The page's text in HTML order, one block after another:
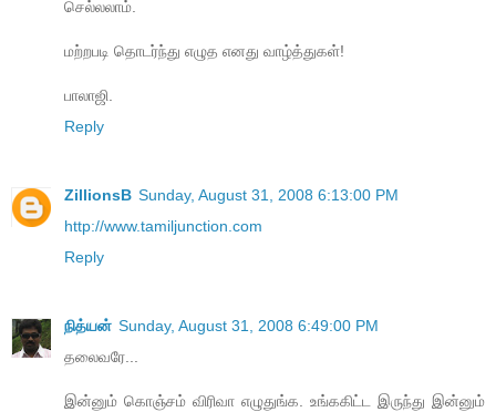
செல்லலாம்.
மற்றபடி தொடர்ந்து எழுத எனது வாழ்த்துகள்!
பாலாஜி.
Reply
ZillionsB Sunday, August 31, 2008 6:13:00 PM
http://www.tamiljunction.com
Reply
நித்யன் Sunday, August 31, 2008 6:49:00 PM
தலைவரே...
இன்னும் கொஞ்சம் விரிவா எழுதுங்க. உங்ககிட்ட இருந்து இன்னும்